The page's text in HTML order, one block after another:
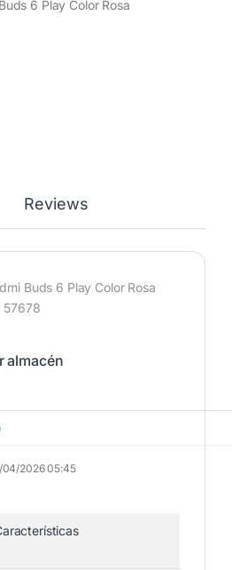
6 Play Color Rosa
Reviews
Buds 6 Play Color Rosa
57678
almacén
04/2026 05:45